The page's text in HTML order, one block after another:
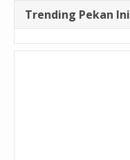
Trending Pekan Ini